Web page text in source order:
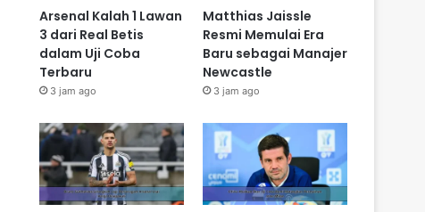
Arsenal Kalah 1 Lawan
3 dari Real Betis
dalam Uji Coba
Terbaru
3 jam ago
Matthias Jaissle
Resmi Memulai Era
Baru sebagai Manajer
Newcastle
3 jam ago